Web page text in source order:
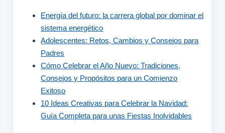
Energía del futuro: la carrera global por dominar el
sistema energético
Adolescentes: Retos, Cambios y Consejos para
Padres
Cómo Celebrar el Año Nuevo: Tradiciones,
Consejos y Propósitos para un Comienzo
Exitoso
10 Ideas Creativas para Celebrar la Navidad:
Guía Completa para unas Fiestas Inolvidables